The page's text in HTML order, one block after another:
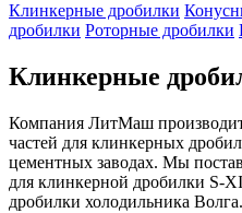
Клинкерные дробилки
дробилки Роторные дробилки
Клинкерные
Компания ЛитМаш
частей для клинкерных
цементных заводах. Мы
для клинкерной дробилки S-
дробилки холодильника Волга.